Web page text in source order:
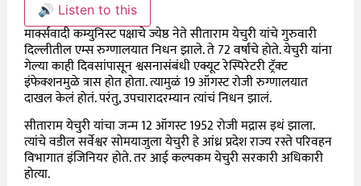
🔊 Listen to this
मार्क्सवादी कम्युनिस्ट पक्षाचे ज्येष्ठ नेते सीताराम येचुरी यांचे गुरुवारी
दिल्लीतील एम्स रुग्णालयात निधन झाले. ते 72 वर्षांचे होते. येचुरी यांना
गेल्या काही दिवसांपासून श्वसनासंबंधी एक्यूट रेस्पिरेटरी ट्रॅक्ट
इंफेक्शनमुळे त्रास होत होता. त्यामुळं 19 ऑगस्ट रोजी रुग्णालयात
दाखल केलं होतं. परंतु, उपचारादरम्यान त्यांचं निधन झालं.
सीताराम येचुरी यांचा जन्म 12 ऑगस्ट 1952 रोजी मद्रास इथं झाला.
त्यांचे वडील सर्वेश्वर सोमयाजुला येचुरी हे आंध्र प्रदेश राज्य रस्ते परिवहन
विभागात इंजिनियर होते. तर आई कल्पकम येचुरी सरकारी अधिकारी
होत्या.